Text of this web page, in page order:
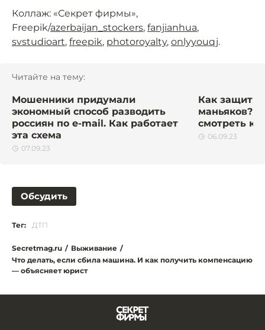
Коллаж: «Секрет фирмы»,
Freepik/azerbaijan_stockers, fanjianhua,
svstudioart, freepik, photoroyalty, onlyyouqj.
Читайте на тему:
Мошенники придумали
экономный способ разводить
россиян по e-mail. Как работает
эта схема
07.09.23
Как
маньяков?
смотреть
06.09.23
Обсудить
Тег: ДТП
Secretmag.ru / Выживание /
Что делать, если сбила машина. И как получить компенсацию
— объясняет юрист